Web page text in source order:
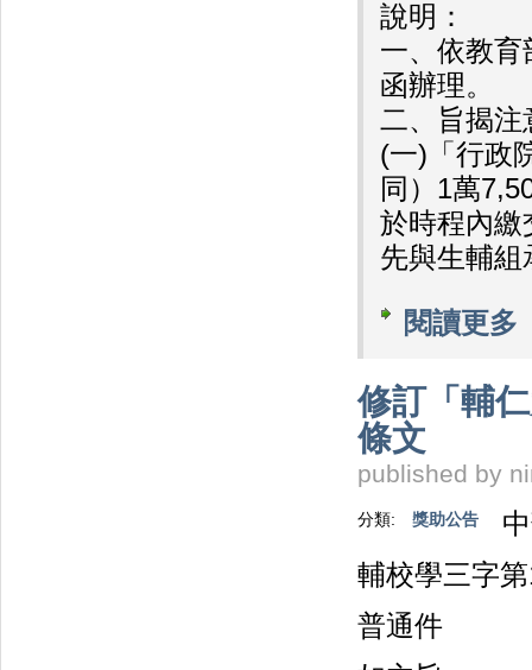
說明：
一、依教育
函辦理。
二、旨揭注
(一)「行政
同）1萬
於時程內繳
先與生輔組
閱讀更多
修訂「輔
條文
published by
分類: 獎助公告
輔校學三字
普通件